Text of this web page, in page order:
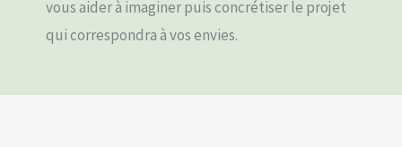
vous aider à imaginer puis concrétiser le projet
qui correspondra à vos envies.